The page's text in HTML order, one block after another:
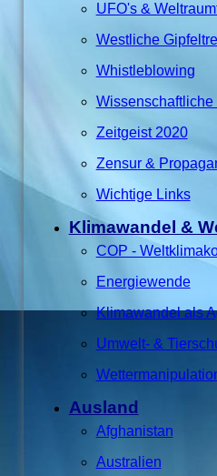
UFO's &
Westliche
Whistleblowing
Zeitgeist 2020
Zensur &
Wichtige Links
Klimawandel &
COP -
Energiewende
Klimawandel als
Umwelt- &
Ausland
Afghanistan
Australien